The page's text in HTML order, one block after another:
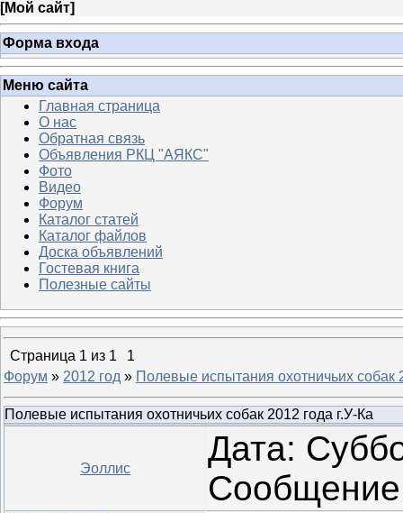
[Мой сайт]
Форма входа
Меню сайта
Главная страница
О нас
Обратная связь
Объявления РКЦ "АЯКС"
Фото
Видео
Форум
Каталог статей
Каталог файлов
Доска объявлений
Гостевая книга
Полезные сайты
Страница 1 из 1
1
Форум » 2012 год » Полевые испытания охотничьих собак
Полевые испытания охотничьих собак 2012 года г.У-Ка
Эоллис
Дата: